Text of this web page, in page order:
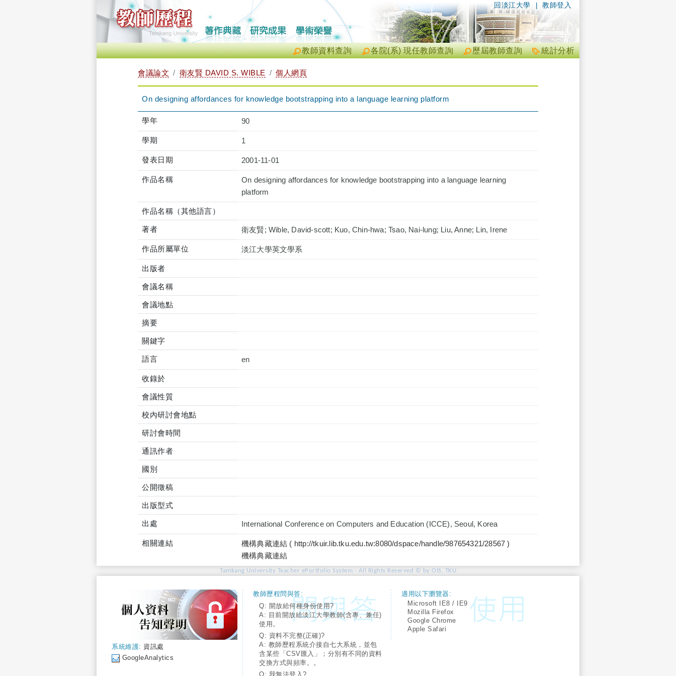
| 教師登入
回淡江大學
統計分析
歷屆教師查詢
各院(系) 現任教師查詢
教師資料查詢
會議論文 衛友賢 DAVID S. WIBLE 個人網頁
On designing affordances for knowledge bootstrapping into a language learning platform
學年 90
學期 1
發表日期 2001-11-01
作品名稱
On designing affordances for knowledge bootstrapping into a language learning
platform
作品名稱（其他語言）
著者 衛友賢; Wible, David-scott; Kuo, Chin-hwa; Tsao, Nai-lung; Liu, Anne; Lin, Irene
作品所屬單位 淡江大學英文學系
出版者
會議名稱
會議地點
摘要
關鍵字
語言 en
收錄於
會議性質
校內研討會地點
研討會時間
通訊作者
國別
公開徵稿
出版型式
出處 International Conference on Computers and Education (ICCE), Seoul, Korea
相關連結
機構典藏連結 ( http://tkuir.lib.tku.edu.tw:8080/dspace/handle/987654321/28567 )
機構典藏連結
Tamkang University Teacher ePortfolio System - All Rights Reserved © by OIS, TKU
系統維護: 資訊處
GoogleAnalytics
教師歷程問與答:
Q: 開放給何種身份使用?
A: 目前開放給淡江大學教師(含專、兼任)
使用。
Q: 資料不完整(正確)?
A: 教師歷程系統介接自七大系統，並包
含某些「CSV匯入」；分別有不同的資料
交換方式與頻率。。
Q: 我無法登入?
適用以下瀏覽器:
Microsoft IE8 / IE9
Mozilla Firefox
Google Chrome
Apple Safari